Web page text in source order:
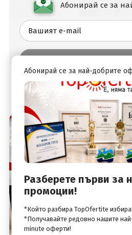
Абонирай се за
Абонирай се за най-добрите
Разберете първи за
промоции!
*Който разбира TopOfertite избира!
*Получавайте редовно нашите
minute оферти!